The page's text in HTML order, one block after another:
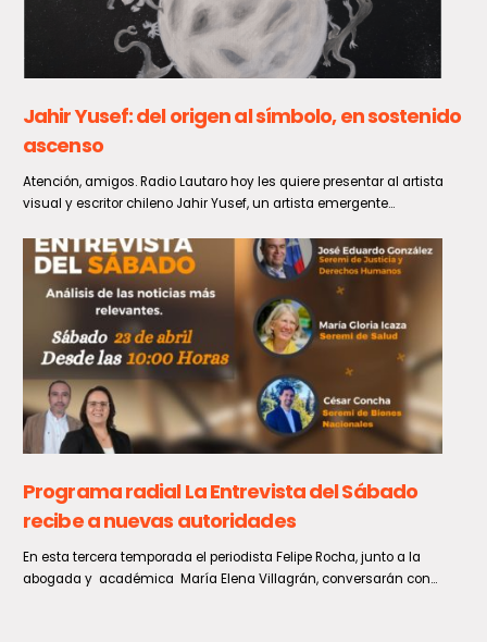
Senado descarta frenar la Ley Karin y aboga
por ajustar su reglamento
La titular de la Cámara Alta, Paulina Núñez, desestimó de manera
Crisis hídrica en Chile persiste a pesar de
incremento en las reservas de embalses
En poco más de un mes, el agua almacenada en los 25 embalses